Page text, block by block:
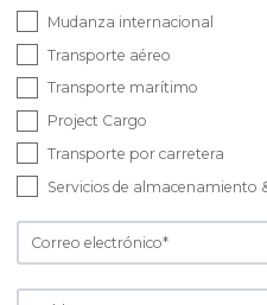
Mudanza internacional
Transporte aéreo
Transporte marítimo
Project Cargo
Transporte por carretera
Servicios de almacenamiento